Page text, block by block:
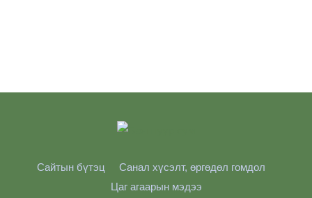
Сайтын бүтэц
Санал хүсэлт, өргөдөл гомдол
Цаг агаарын мэдээ